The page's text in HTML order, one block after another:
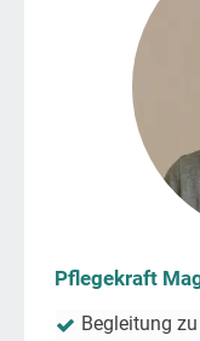
Pflegekraft
Begleitung zu